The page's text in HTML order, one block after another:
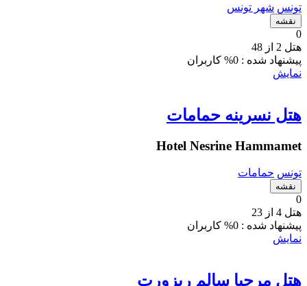
تونس شهر تونس
نقشه
0
هتل 2 از 48
پیشنهاد شده : 0% کاربران
نمایش
هتل نسرینه حمامات
Hotel Nesrine Hammamet
تونس حمامات
نقشه
0
هتل 4 از 23
پیشنهاد شده : 0% کاربران
نمایش
هتل مرحبا سالم ریزورت